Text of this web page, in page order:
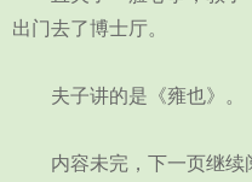
出门去了博士厅。
夫子讲的是《雍也》。
内容未完，下一页继续